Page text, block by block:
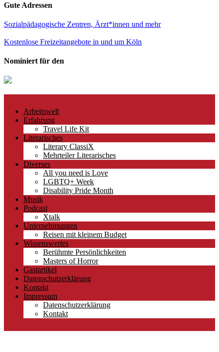
Gute Adressen
Sozialpädagogische Zentren, Ärzt*innen und mehr
Kostenlose Freizeitangebote in und um Köln
Nominiert für den
Arbeitswelt
Erfahrung
Travel Life Kit
Literarisches
Literary ClassiX
Mehrteiler Literarisches
Diverses
All you need is Love
LGBTQ+ Week
Disability Pride Month
Musik
Podcast
Xtalk
Unternehmungen
Reisen mit kleinem Budget
Wissenswertes
Berühmte Persönlichkeiten
Masters of Horror
Gastartikel
Datenschutzerklärung
Kontakt
Impressum
Datenschutzerklärung
Kontakt